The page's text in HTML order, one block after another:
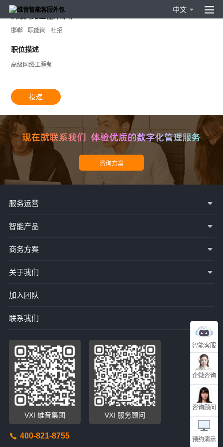
中文
邯郸 职能岗 社招
职位描述
高级网络工程师
投递
智能客服
企微咨询
咨询顾问
预约演示
服务运营
智能产品
商务方案
关于我们
加入团队
联系我们
VXI 维音集团 VXI 服务顾问
400-821-8755